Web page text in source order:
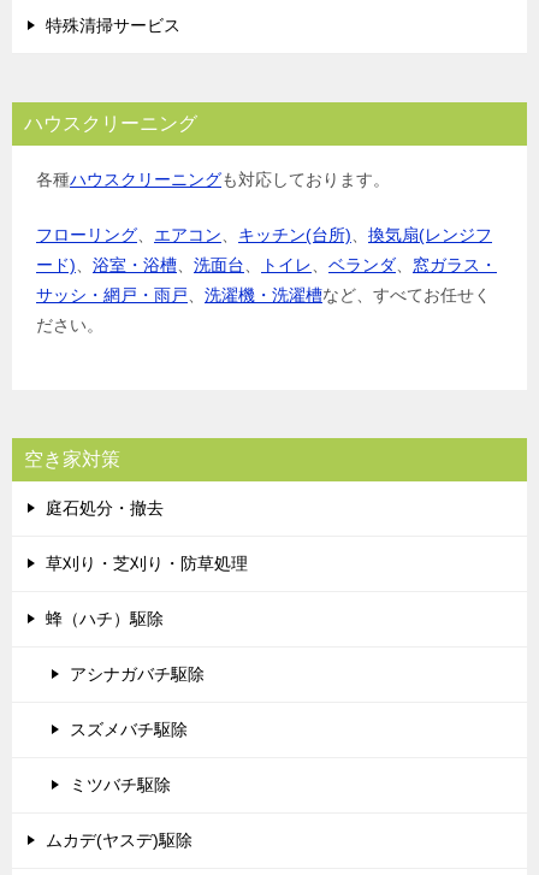
特殊清掃サービス
ハウスクリーニング
各種ハウスクリーニングも対応しております。
フローリング、 エアコン、 キッチン(台所)、 換気扇(レンジフ
ード)、 浴室・浴槽、 洗面台、 トイレ、 ベランダ、 窓ガラス・
サッシ・網戸・雨戸、 洗濯機・洗濯槽など、すべてお任せく
ださい。
空き家対策
庭石処分・撤去
草刈り・芝刈り・防草処理
蜂（ハチ）駆除
アシナガバチ駆除
スズメバチ駆除
ミツバチ駆除
ムカデ(ヤスデ)駆除